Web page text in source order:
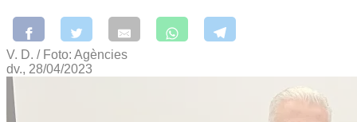
V. D. / Foto: Agències
dv., 28/04/2023